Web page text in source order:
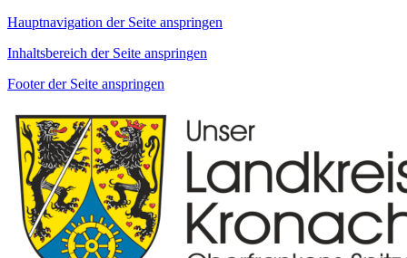
Hauptnavigation der Seite anspringen
Inhaltsbereich der Seite anspringen
Footer der Seite anspringen